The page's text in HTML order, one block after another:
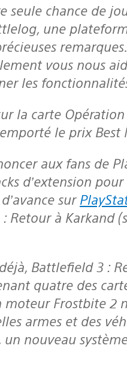
seule chance de
une
vous nous
les
le prix
d’extension
sur
Retour à Karkand
Battlefield 3 :
quatre des
Frostbite 2
armes et des
nouveau